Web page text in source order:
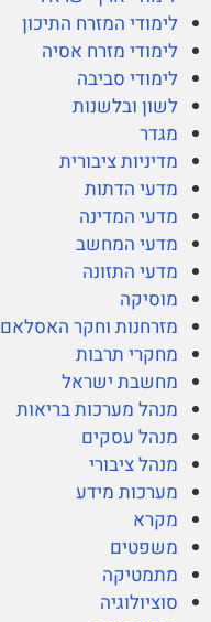
לימודי המזרח התיכון
לימודי מזרח אסיה
לימודי סביבה
לשון ובלשנות
מגדר
מדיניות ציבורית
מדעי הדתות
מדעי המדינה
מדעי המחשב
מדעי התזונה
מוסיקה
מזרחנות וחקר האסלאם
מחקרי תרבות
מחשבת ישראל
מנהל מערכות בריאות
מנהל עסקים
מנהל ציבורי
מערכות מידע
מקרא
משפטים
מתמטיקה
סוציולוגיה